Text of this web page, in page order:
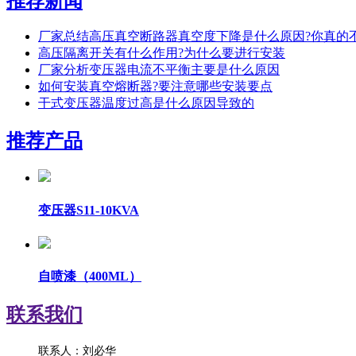
厂家总结高压真空断路器真空度下降是什么原因?你真的
高压隔离开关有什么作用?为什么要进行安装
厂家分析变压器电流不平衡主要是什么原因
如何安装真空熔断器?要注意哪些安装要点
干式变压器温度过高是什么原因导致的
推荐产品
变压器S11-10KVA
自喷漆（400ML）
联系我们
联系人：刘必华